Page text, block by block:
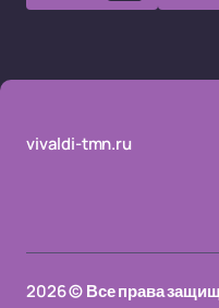
vivaldi-tmn.ru
2026 © Все права